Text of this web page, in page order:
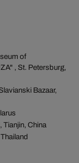
of
, St. Petersburg,
Bazaar,
Tianjin, China